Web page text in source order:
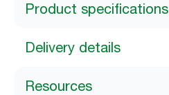
Product specifications
Delivery details
Resources